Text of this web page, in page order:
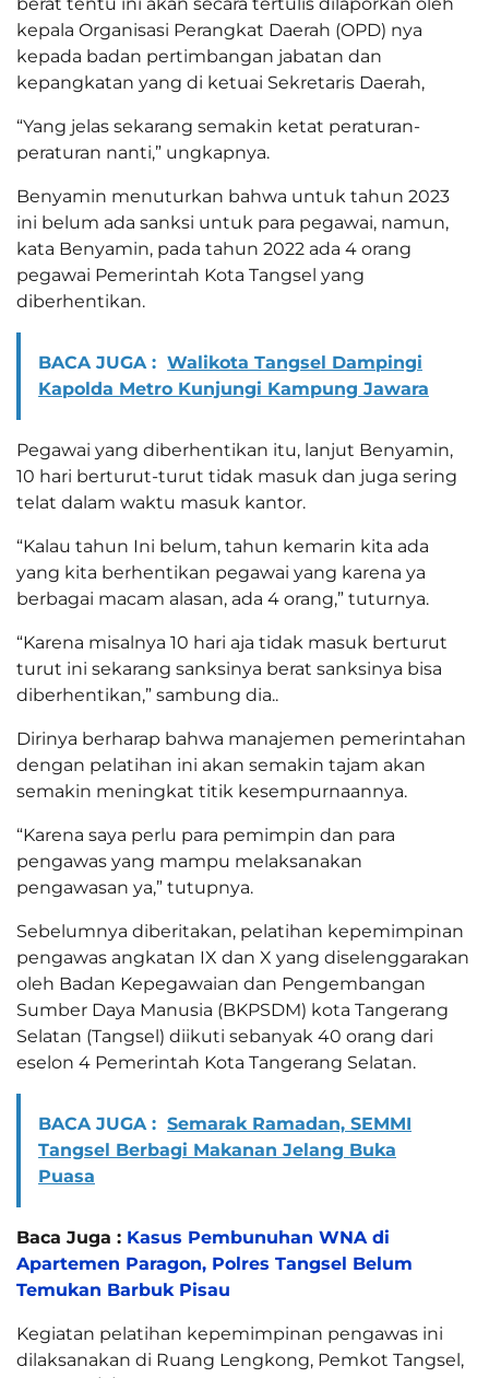
kepala Organisasi Perangkat Daerah (OPD) nya
kepada badan pertimbangan jabatan dan
kepangkatan yang di ketuai Sekretaris Daerah,
“Yang jelas sekarang semakin ketat peraturan-
peraturan nanti,” ungkapnya.
Benyamin menuturkan bahwa untuk tahun 2023
ini belum ada sanksi untuk para pegawai, namun,
kata Benyamin, pada tahun 2022 ada 4 orang
pegawai Pemerintah Kota Tangsel yang
diberhentikan.
BACA JUGA : Walikota Tangsel Dampingi
Kapolda Metro Kunjungi Kampung Jawara
Pegawai yang diberhentikan itu, lanjut Benyamin,
10 hari berturut-turut tidak masuk dan juga sering
telat dalam waktu masuk kantor.
“Kalau tahun Ini belum, tahun kemarin kita ada
yang kita berhentikan pegawai yang karena ya
berbagai macam alasan, ada 4 orang,” tuturnya.
“Karena misalnya 10 hari aja tidak masuk berturut
turut ini sekarang sanksinya berat sanksinya bisa
diberhentikan,” sambung dia..
Dirinya berharap bahwa manajemen pemerintahan
dengan pelatihan ini akan semakin tajam akan
semakin meningkat titik kesempurnaannya.
“Karena saya perlu para pemimpin dan para
pengawas yang mampu melaksanakan
pengawasan ya,” tutupnya.
Sebelumnya diberitakan, pelatihan kepemimpinan
pengawas angkatan IX dan X yang diselenggarakan
oleh Badan Kepegawaian dan Pengembangan
Sumber Daya Manusia (BKPSDM) kota Tangerang
Selatan (Tangsel) diikuti sebanyak 40 orang dari
eselon 4 Pemerintah Kota Tangerang Selatan.
BACA JUGA : Semarak Ramadan, SEMMI
Tangsel Berbagi Makanan Jelang Buka
Puasa
Baca Juga : Kasus Pembunuhan WNA di
Apartemen Paragon, Polres Tangsel Belum
Temukan Barbuk Pisau
Kegiatan pelatihan kepemimpinan pengawas ini
dilaksanakan di Ruang Lengkong, Pemkot Tangsel,